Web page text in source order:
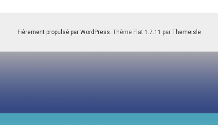
Fièrement propulsé par WordPress. Thème Flat 1.7.11 par Themeisle